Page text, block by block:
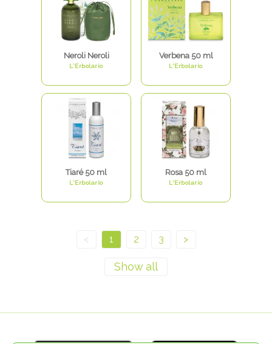
Neroli Neroli
L'Erbolario
Verbena 50 ml
L'Erbolario
Tiaré 50 ml
L'Erbolario
Rosa 50 ml
L'Erbolario
< 1 2 3 >